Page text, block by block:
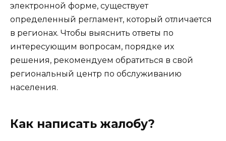
электронной форме, существует
определенный регламент, который отличается
в регионах. Чтобы выяснить ответы по
интересующим вопросам, порядке их
решения, рекомендуем обратиться в свой
региональный центр по обслуживанию
населения.
Как написать жалобу?